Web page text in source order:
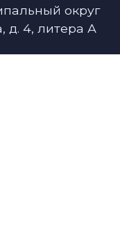
округ
д. 4, литера А